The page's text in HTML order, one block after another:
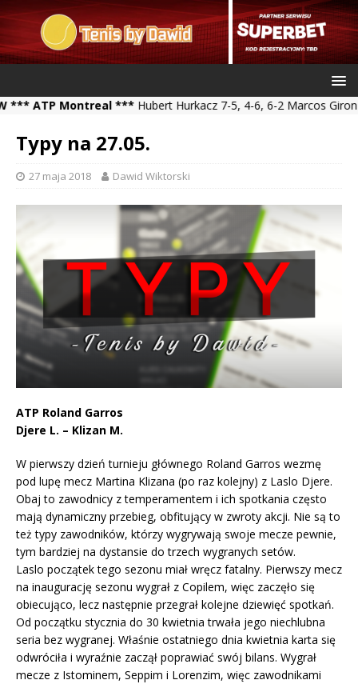
Montreal ***Hubert Hurkacz 7-5, 4-6, 6-2 Marcos Giron ***
Typy na 27.05.
27 maja 2018 Dawid Wiktorski
ATP Roland Garros
Djere L. – Klizan M.
W pierwszy dzień turnieju głównego Roland Garros wezmę
pod lupę mecz Martina Klizana (po raz kolejny) z Laslo Djere.
Obaj to zawodnicy z temperamentem i ich spotkania często
mają dynamiczny przebieg, obfitujący w zwroty akcji. Nie są to
też typy zawodników, którzy wygrywają swoje mecze pewnie,
tym bardziej na dystansie do trzech wygranych setów.
Laslo początek tego sezonu miał wręcz fatalny. Pierwszy mecz
na inaugurację sezonu wygrał z Copilem, więc zaczęło się
obiecująco, lecz następnie przegrał kolejne dziewięć spotkań.
Od początku stycznia do 30 kwietnia trwała jego niechlubna
seria bez wygranej. Właśnie ostatniego dnia kwietnia karta się
odwróciła i wyraźnie zaczął poprawiać swój bilans. Wygrał
mecze z Istominem, Seppim i Lorenzim, więc zawodnikami